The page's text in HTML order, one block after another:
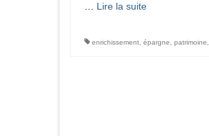
… Lire la suite­­
enrichissement, épargne, patrimoine,